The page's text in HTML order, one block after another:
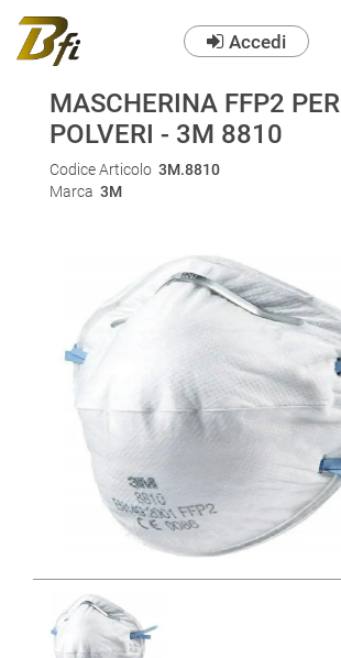
Accedi
MASCHERINA FFP2 PER
POLVERI - 3M 8810
Codice Articolo 3M.8810
Marca 3M